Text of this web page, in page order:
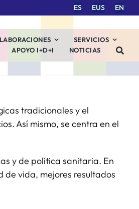
ES EUS EN
SERVICIOS
APOYO I+D+I
NOTICIAS
tradicionales y el
Así mismo, se centra en el
y de política sanitaria. En
vida, mejores resultados